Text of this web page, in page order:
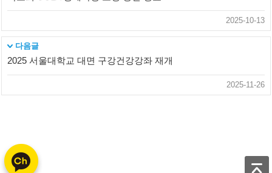
2025-10-13
다음글
2025 서울대학교 대면 구강건강강좌 재개
2025-11-26